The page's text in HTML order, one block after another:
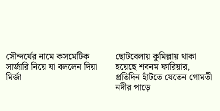
সৌন্দর্যের নামে কসমেটিক
সার্জারি নিয়ে যা বললেন দিয়া
মির্জা
ছোটবেলায় কুমিল্লায় থাকা
হয়েছে শবনম ফারিয়ার,
প্রতিদিন হাঁটতে যেতেন গোমতী
নদীর পাড়ে